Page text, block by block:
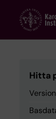
content
Hitta